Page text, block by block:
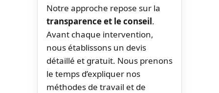
Notre approche repose sur la
transparence et le conseil.
Avant chaque intervention,
nous établissons un devis
détaillé et gratuit. Nous prenons
le temps d’expliquer nos
méthodes de travail et de